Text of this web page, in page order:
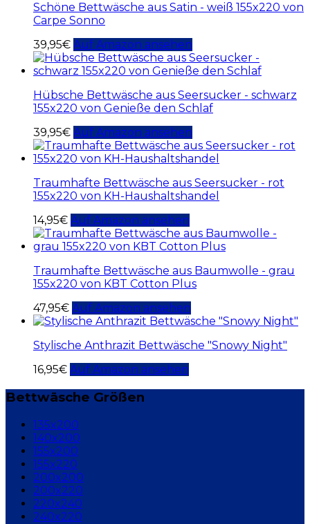
Schöne Bettwäsche aus Satin - weiß 155x220 von
Carpe Sonno
39,95€ Auf Amazon ansehen
Hübsche Bettwäsche aus Seersucker - schwarz
155x220 von Genieße den Schlaf
39,95€ Auf Amazon ansehen
Traumhafte Bettwäsche aus Seersucker - rot
155x220 von KH-Haushaltshandel
14,95€ Auf Amazon ansehen
Traumhafte Bettwäsche aus Baumwolle - grau
155x220 von KBT Cotton Plus
47,95€ Auf Amazon ansehen
Stylische Anthrazit Bettwäsche "Snowy Night"
16,95€ Auf Amazon ansehen
Bettwäsche Größen
135x200
140x200
155x200
155x220
200x200
200x220
220x240
240x220